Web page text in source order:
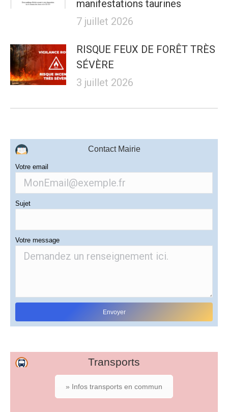
manifestations taurines
7 juillet 2026
RISQUE FEUX DE FORÊT TRÈS
SÉVÈRE
3 juillet 2026
Contact Mairie
Votre email
Sujet
Votre message
Transports
» Infos transports en commun